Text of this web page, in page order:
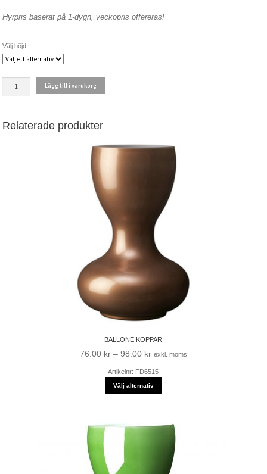
Hyrpris baserat på 1-dygn, veckopris offereras!
Välj höjd
Lägg till i varukorg
Relaterade produkter
BALLONE KOPPAR
76.00 kr – 98.00 krPrisintervall:
till
98.00 kr
exkl. moms
Artikelnr: FD6515
Välj alternativ